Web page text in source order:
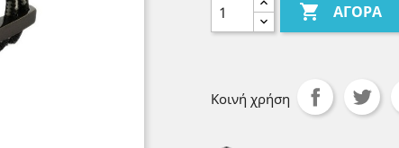
 ΑΓΟΡΆ
Κοινή χρήση